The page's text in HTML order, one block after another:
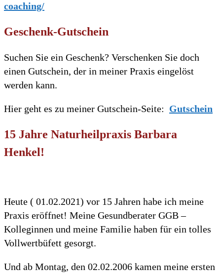
coaching/
Geschenk-Gutschein
Suchen Sie ein Geschenk? Verschenken Sie doch
einen Gutschein, der in meiner Praxis eingelöst
werden kann.
Hier geht es zu meiner Gutschein-Seite: Gutschein
15 Jahre Naturheilpraxis Barbara
Henkel!
Heute ( 01.02.2021) vor 15 Jahren habe ich meine
Praxis eröffnet! Meine Gesundberater GGB –
Kolleginnen und meine Familie haben für ein tolles
Vollwertbüfett gesorgt.
Und ab Montag, den 02.02.2006 kamen meine ersten